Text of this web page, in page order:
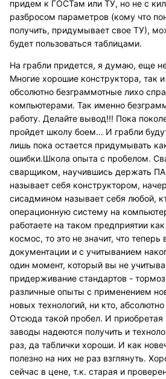
придем к ГОСТам или ТУ, но не с
разбросом параметров (кому что
получить, придумывает свое ТУ),
будет пользоваться таблицами.
На грабли придется, я думаю, еще
Многие хорошие конструктора, так
обсолютно безграммотные лихо
компьютерами. Так именно
работу. Делайте вывод!!! Пока
пройдет школу боем... И грабли
лишь пока остается придумывать
ошибки.Школа опыта с пробелом.
сварщиком, научившись держать ПА
называет себя конструктором,
сисадмином называет себя любой,
операционную систему на
работаете на таком предприятии
космос, то это не значит, что теперь
документации и с учитыванием
один момент, который вы не
придерживание стандартов -
различные опыты с применением
новых технологий, ни кто, абсолютно
Отсюда такой пробел. И приобретая
заводы надеются получить и
раз, да таблички хороши. И как
полезно на них не раз взглянуть.
сейчас в цене, т.к. старая и